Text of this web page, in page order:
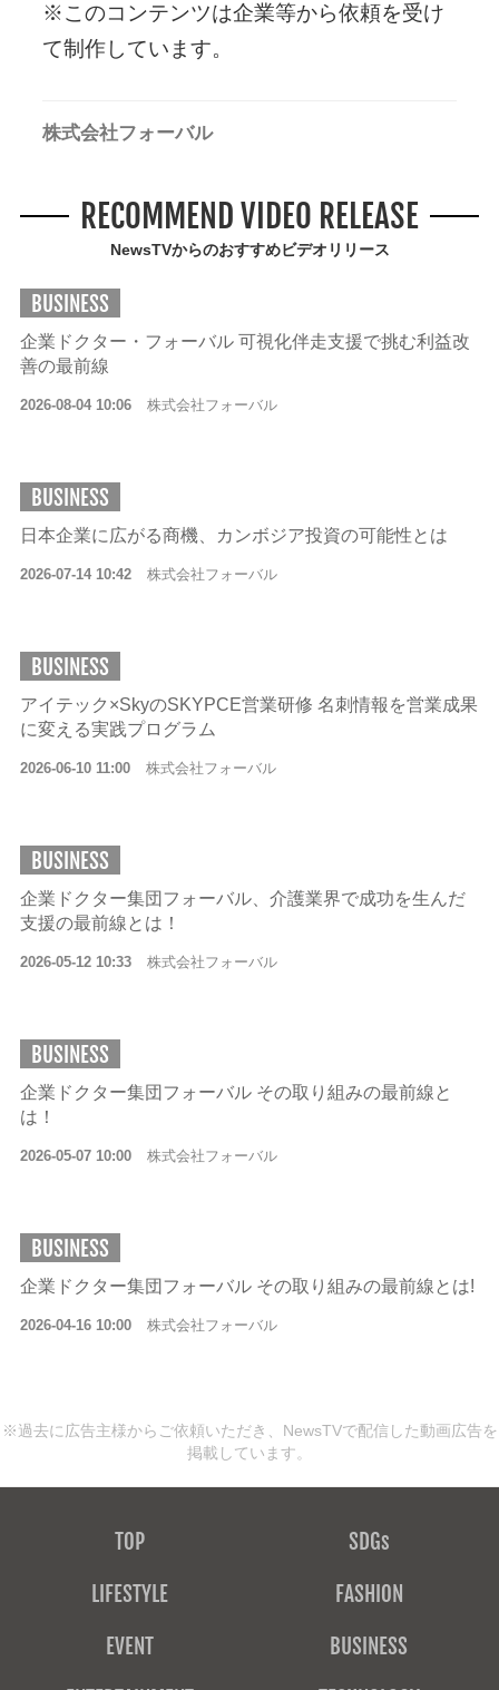
※このコンテンツは企業等から依頼を受け
て制作しています。
株式会社フォーバル
RECOMMEND VIDEO RELEASE
NewsTVからのおすすめビデオリリース
BUSINESS
企業ドクター・フォーバル 可視化伴走支援で挑む利益改
善の最前線
2026-08-04 10:06 株式会社フォーバル
BUSINESS
日本企業に広がる商機、カンボジア投資の可能性とは
2026-07-14 10:42 株式会社フォーバル
BUSINESS
アイテック×SkyのSKYPCE営業研修 名刺情報を営業成果
に変える実践プログラム
2026-06-10 11:00 株式会社フォーバル
BUSINESS
企業ドクター集団フォーバル、介護業界で成功を生んだ
支援の最前線とは！
2026-05-12 10:33 株式会社フォーバル
BUSINESS
企業ドクター集団フォーバル その取り組みの最前線と
は！
2026-05-07 10:00 株式会社フォーバル
BUSINESS
企業ドクター集団フォーバル その取り組みの最前線とは!
2026-04-16 10:00 株式会社フォーバル
※過去に広告主様からご依頼いただき、NewsTVで配信した動画広告を
掲載しています。
TOP
SDGs
LIFESTYLE
FASHION
EVENT
BUSINESS